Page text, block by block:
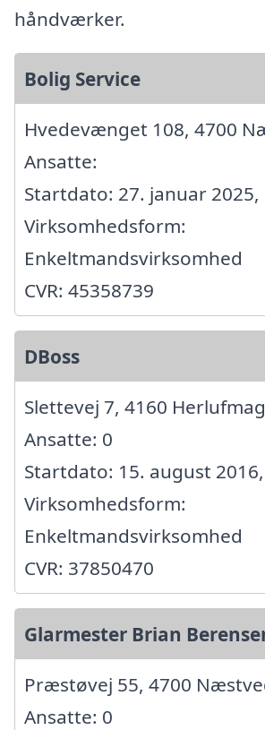
håndværker.
Bolig Service
Hvedevænget 108, 4700
Ansatte:
Startdato: 27. januar 2025,
Virksomhedsform:
Enkeltmandsvirksomhed
CVR: 45358739
DBoss
Slettevej 7, 4160
Ansatte: 0
Startdato: 15. august 2016,
Virksomhedsform:
Enkeltmandsvirksomhed
CVR: 37850470
Glarmester Brian
Præstøvej 55, 4700
Ansatte: 0